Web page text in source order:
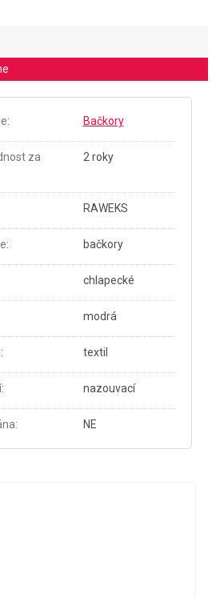
: Bačkory
za
2 roky
RAWEKS
: bačkory
chlapecké
modrá
: textil
: nazouvací
: NE